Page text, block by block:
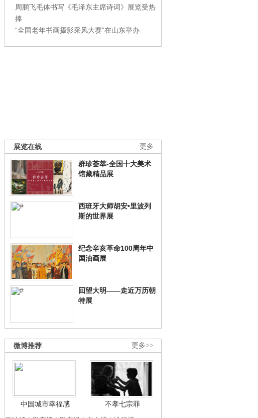
周鹏飞毛体书写《毛泽东主席诗词》展览受热
捧
“全国老年书画摄影采风大赛”在山东举办
更多
展览在线
群珍荟萃-全国十大美术
馆藏精品展
西班牙大师胡安•里波列
斯的世界展
纪念辛亥革命100周年中
国油画展
回望大明——走近万历朝
特展
更多>>
微博推荐
中国城市幸福感
不孝七宗罪